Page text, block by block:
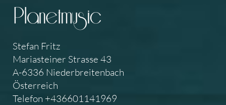
Stefan Fritz
Mariasteiner Strasse 43
A-6336 Niederbreitenbach
Österreich
Telefon +436601141969